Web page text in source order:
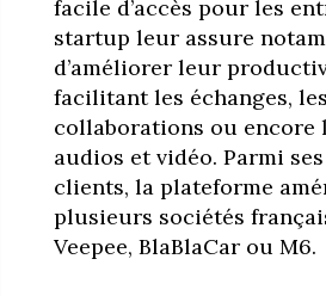
facile d’accès pour les
startup leur assure
d’améliorer leur
facilitant les échanges, les
collaborations ou encore
audios et vidéo. Parmi
clients, la plateforme
plusieurs sociétés
Veepee, BlaBlaCar ou M6.